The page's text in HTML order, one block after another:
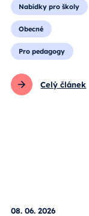
Nabídky pro školy
Obecné
Pro pedagogy
Celý článek
08. 06. 2026